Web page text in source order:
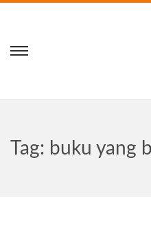
Tag: buku yang